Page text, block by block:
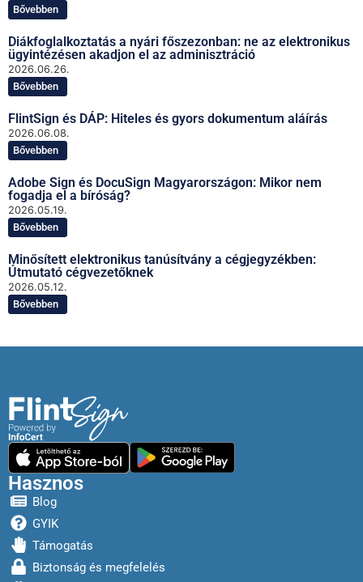
Bővebben
Diákfoglalkoztatás a nyári főszezonban: ne az elektronikus
ügyintézésen akadjon el az adminisztráció
2026.06.26.
Bővebben
FlintSign és DÁP: Hiteles és gyors dokumentum aláírás
2026.06.08.
Bővebben
Adobe Sign és DocuSign Magyarországon: Mikor nem
fogadja el a bíróság?
2026.05.19.
Bővebben
Minősített elektronikus tanúsítvány a cégjegyzékben:
Útmutató cégvezetőknek
2026.05.12.
Bővebben
Hasznos
Blog
GYIK
Támogatás
Biztonság és megfelelés